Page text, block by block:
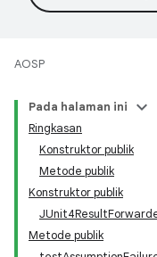
AOSP
Pada halaman ini
Ringkasan
Konstruktor publik
Metode publik
Konstruktor publik
Metode publik